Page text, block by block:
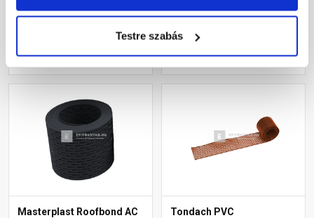
Testre szabás
329 Ft / m
Masterplast Roofbond AC
Tondach PVC